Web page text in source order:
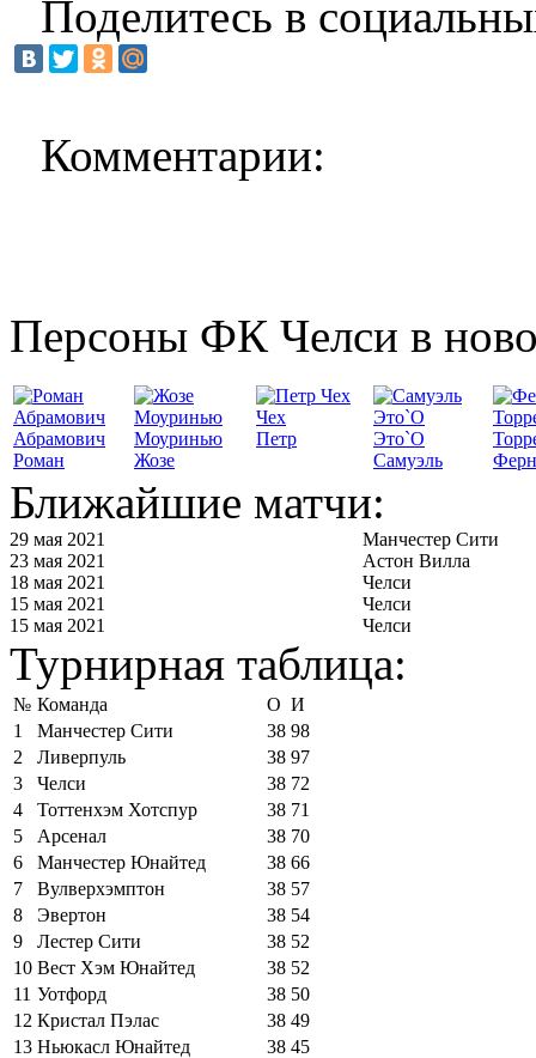
Поделитесь в
Комментарии:
Персоны ФК Челси в
Абрамович
Роман
Моуринью
Жозе
Чех
Петр
Это`О
Самуэль
Ближайшие матчи:
29 мая 2021
Манчестер Сити
23 мая 2021
Астон Вилла
18 мая 2021
Челси
15 мая 2021
Челси
15 мая 2021
Челси
Турнирная таблица:
№ Команда О И
1
Манчестер Сити 38 98
2
Ливерпуль 38 97
3
Челси 38 72
4
Тоттенхэм Хотспур 38 71
5
Арсенал 38 70
6
Манчестер Юнайтед 38 66
7
Вулверхэмптон 38 57
8
Эвертон 38 54
9
Лестер Сити 38 52
10 Вест Хэм Юнайтед 38 52
11 Уотфорд 38 50
12 Кристал Пэлас 38 49
13 Ньюкасл Юнайтед 38 45